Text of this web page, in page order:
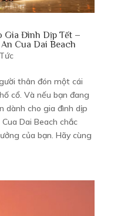
Gia Đình Dịp Tết –
Cua Dai Beach
thân đón một cái
cổ. Và nếu bạn đang
dành cho gia đình dịp
Dai Beach chắc
của bạn. Hãy cùng
1,150,000/ Nigh/ Deluxe
to 30th April, 2023 Stay
2023